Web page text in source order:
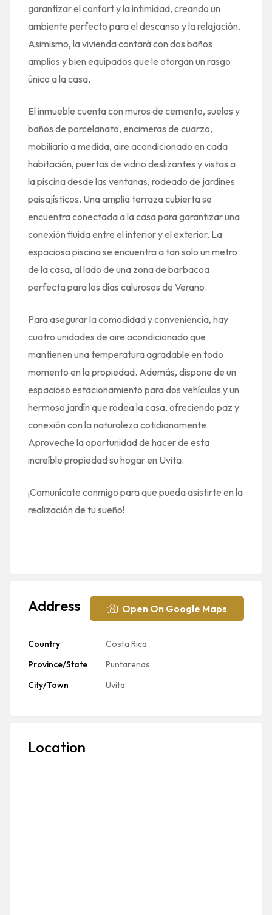
garantizar el confort y la intimidad, creando un
ambiente perfecto para el descanso y la relajación.
Asimismo, la vivienda contará con dos baños
amplios y bien equipados que le otorgan un rasgo
único a la casa.
El inmueble cuenta con muros de cemento, suelos y
baños de porcelanato, encimeras de cuarzo,
mobiliario a medida, aire acondicionado en cada
habitación, puertas de vidrio deslizantes y vistas a
la piscina desde las ventanas, rodeado de jardines
paisajísticos. Una amplia terraza cubierta se
encuentra conectada a la casa para garantizar una
conexión fluida entre el interior y el exterior. La
espaciosa piscina se encuentra a tan solo un metro
de la casa, al lado de una zona de barbacoa
perfecta para los días calurosos de Verano.
Para asegurar la comodidad y conveniencia, hay
cuatro unidades de aire acondicionado que
mantienen una temperatura agradable en todo
momento en la propiedad. Además, dispone de un
espacioso estacionamiento para dos vehículos y un
hermoso jardín que rodea la casa, ofreciendo paz y
conexión con la naturaleza cotidianamente.
Aproveche la oportunidad de hacer de esta
increíble propiedad su hogar en Uvita.
¡Comunícate conmigo para que pueda asistirte en la
realización de tu sueño!
Address Open On Google Maps
Country
Costa Rica
Province/State
Puntarenas
City/Town
Uvita
Location